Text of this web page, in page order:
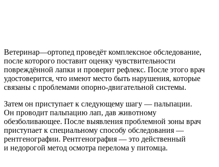
Ветеринар—ортопед проведёт комплексное обследование,
после которого поставит оценку чувствительности
повреждённой лапки и проверит рефлекс. После этого врач
удостоверится, что имеют место быть нарушения, которые
связаны с проблемами опорно-двигательной системы.
Затем он приступает к следующему шагу — пальпации.
Он проводит пальпацию лап, дав животному
обезболивающее. После выявления проблемной зоны врач
приступает к специальному способу обследования —
рентгенографии. Рентгенография — это действенный
и недорогой метод осмотра перелома у питомца.